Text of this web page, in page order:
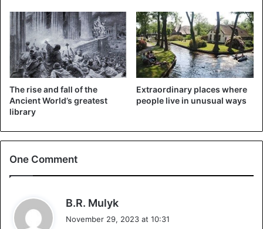
explained by technical purposes, allegedly they were
needed for the flow of oils and other liquids needed for
The rise and fall of the
Ancient World’s greatest
library
Extraordinary places where
people live in unusual ways
One Comment
B.R. Mulyk
November 29, 2023 at 10:31